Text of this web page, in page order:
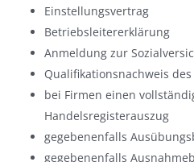
Einstellungsvertrag
Betriebsleitererklärung
Anmeldung zur
Qualifikationsnachweis
bei Firmen einen
Handelsregisterauszug
gegebenenfalls
gegebenenfalls